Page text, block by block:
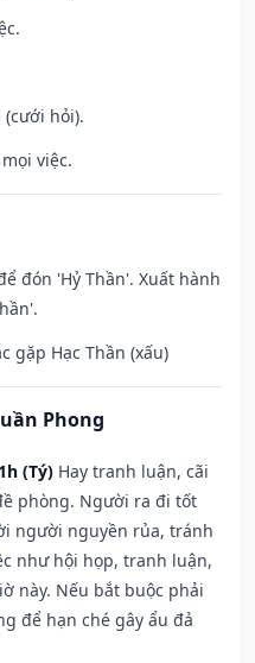
hỏi).
việc.
đón 'Hỷ Thần'. Xuất hành
gặp Hạc Thần (xấu)
Phong
(Tý) Hay tranh luận, cãi
phòng. Người ra đi tốt
người nguyền rủa, tránh
như hội họp, tranh luận,
này. Nếu bắt buộc phải
để hạn ché gây ẩu đả